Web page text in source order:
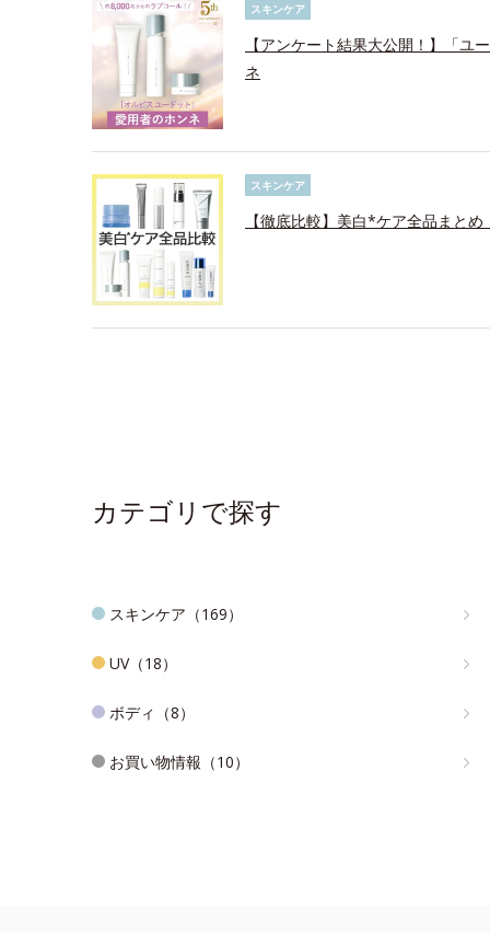
スキンケア
【アンケート結果大公開！】「ユ
ネ
スキンケア
【徹底比較】美白*ケア全品まと
カテゴリで探す
スキンケア（169）
UV（18）
ボディ（8）
お買い物情報（10）